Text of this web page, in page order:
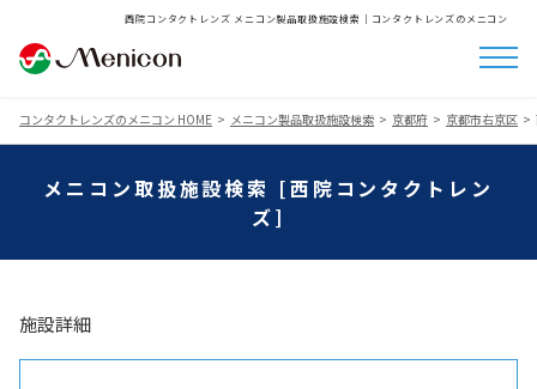
西院コンタクトレンズ メニコン製品取扱施設検索│コンタクトレンズのメニコン
コンタクトレンズのメニコン HOME メニコン製品取扱施設検索 京都府 京都市右京区
メニコン取扱施設検索 [西院コンタクトレン
ズ]
施設詳細